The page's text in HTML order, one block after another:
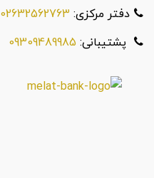
دفتر مرکزی: 02632562763
پشتیبانی: 09309489985